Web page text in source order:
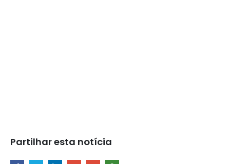
Partilhar esta notícia